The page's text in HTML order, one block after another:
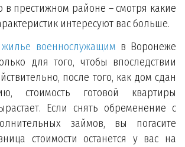
престижном районе – смотря какие
интересуют вас больше.
жилье военнослужащим в Воронеже
для того, чтобы впоследствии
после того, как дом сдан
стоимость готовой квартиры
Если снять обременение с
займов, вы погасите
стоимости останется у вас на